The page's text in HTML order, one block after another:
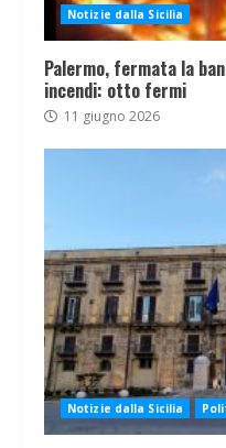
Notizie dalla Sicilia
Palermo, fermata la
incendi: otto fermi
11 giugno 2026
Notizie dalla Sicilia